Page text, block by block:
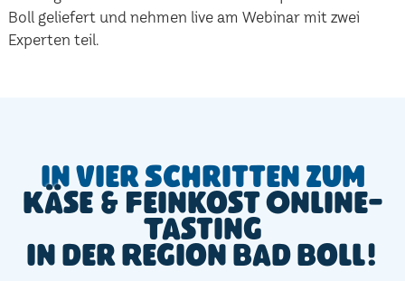
Boll geliefert und nehmen live am Webinar mit zwei
Experten teil.
In vier Schritten zum
Käse & Feinkost Online-
Tasting
in der Region Bad Boll!